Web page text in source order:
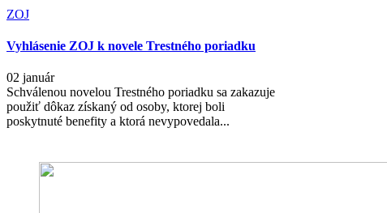
ZOJ
Vyhlásenie ZOJ k novele Trestného poriadku
02 január
Schválenou novelou Trestného poriadku sa zakazuje
použiť dôkaz získaný od osoby, ktorej boli
poskytnuté benefity a ktorá nevypovedala...